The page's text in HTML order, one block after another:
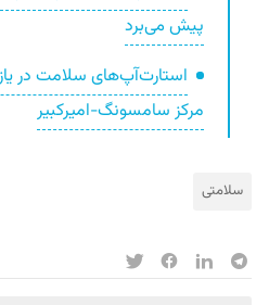
پیش می‌برد
استارت‌آپ‌های سلامت در
مرکز سامسونگ-امیرکبیر
سلامتی